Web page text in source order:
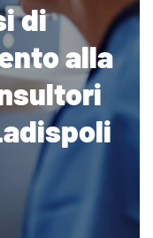
di
alla